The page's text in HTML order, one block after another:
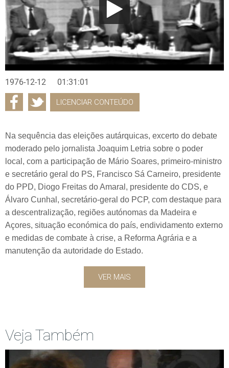
1976-12-12 01:31:01
LICENCIAR CONTEÚDO
Na sequência das eleições autárquicas, excerto do debate
moderado pelo jornalista Joaquim Letria sobre o poder
local, com a participação de Mário Soares, primeiro-ministro
e secretário geral do PS, Francisco Sá Carneiro, presidente
do PPD, Diogo Freitas do Amaral, presidente do CDS, e
Álvaro Cunhal, secretário-geral do PCP, com destaque para
a descentralização, regiões autónomas da Madeira e
Açores, situação económica do país, endividamento externo
e medidas de combate à crise, a Reforma Agrária e a
manutenção da autoridade do Estado.
VER MAIS
Veja Também